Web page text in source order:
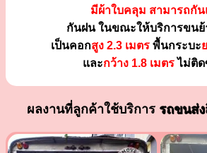
มีผ้าใบคลุม สามารถกั
กันฝน ในขณะให้บริการขนย้
เป็นคอกสูง 2.3 เมตรพื้นกระบะ
และกว้าง 1.8 เมตรไม่ติด
ผลงานที่ลูกค้าใช้บริการ รถขนส่